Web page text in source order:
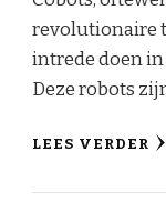
revolutionaire
intrede doen
Deze robots
LEES VERDER